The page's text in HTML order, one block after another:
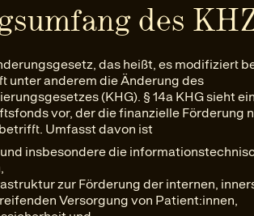
des
das heißt, es modifiziert
unter anderem die Änderung des
(KHG). § 14a KHG sieht
vor, der die finanzielle Förderung
Umfasst davon ist
insbesondere die
zur Förderung der internen,
Versorgung von Patient:innen,